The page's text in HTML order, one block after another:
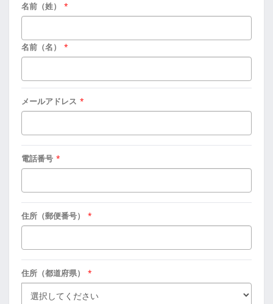
名前（姓） *
名前（名） *
メールアドレス *
電話番号 *
住所（郵便番号） *
住所（都道府県） *